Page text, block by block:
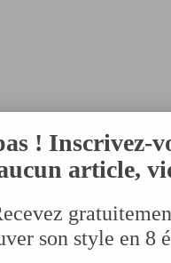
! Inscrivez-
article,
son style en 8